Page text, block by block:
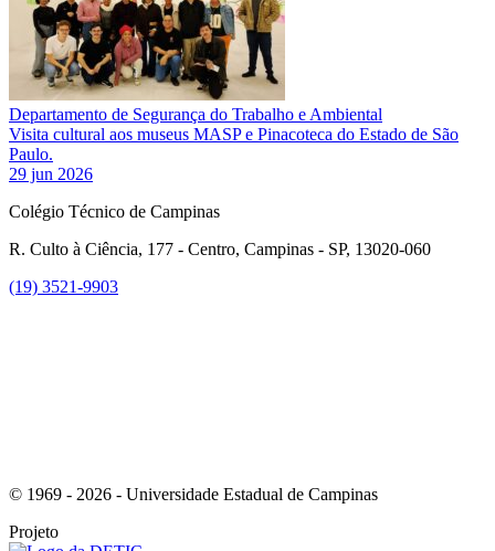
Departamento de Segurança do Trabalho e Ambiental
Visita cultural aos museus MASP e Pinacoteca do Estado de São
Paulo.
29 jun 2026
Colégio Técnico de Campinas
R. Culto à Ciência, 177 - Centro, Campinas - SP, 13020-060
(19) 3521-9903
© 1969 - 2026 - Universidade Estadual de Campinas
Projeto